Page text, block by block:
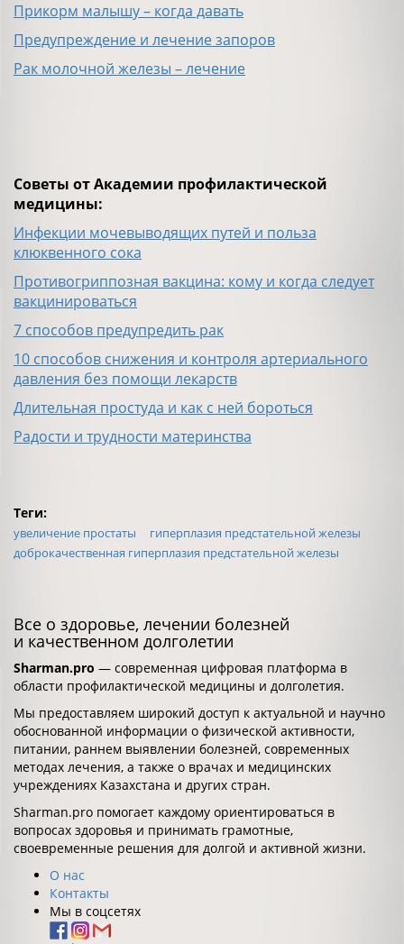
Прикорм малышу – когда давать
Предупреждение и лечение запоров
Рак молочной железы – лечение
Советы от Академии профилактической
медицины:
Инфекции мочевыводящих путей и польза
клюквенного сока
Противогриппозная вакцина: кому и когда следует
вакцинироваться
7 способов предупредить рак
10 способов снижения и контроля артериального
давления без помощи лекарств
Длительная простуда и как с ней бороться
Радости и трудности материнства
Теги:
увеличение простаты
гиперплазия предстательной железы
доброкачественная гиперплазия предстательной железы
Все о здоровье, лечении болезней
и качественном долголетии
Sharman.pro — современная цифровая платформа в
области профилактической медицины и долголетия.
Мы предоставляем широкий доступ к актуальной и научно
обоснованной информации о физической активности,
питании, раннем выявлении болезней, современных
методах лечения, а также о врачах и медицинских
учреждениях Казахстана и других стран.
Sharman.pro помогает каждому ориентироваться в
вопросах здоровья и принимать грамотные,
своевременные решения для долгой и активной жизни.
О нас
Контакты
Мы в соцсетях